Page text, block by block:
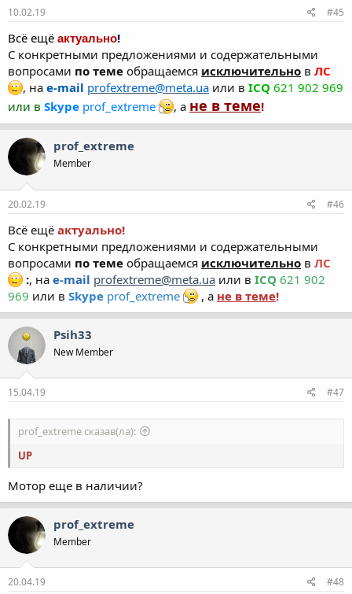
10.02.19 #45
Всё ещё актуально!
С конкретными предложениями и содержательными
вопросами по теме обращаемся исключительно в ЛС
, на e-mail profextreme@meta.ua или в ICQ 621 902 969
или в Skype prof_extreme , а не в теме!
prof_extreme
Member
20.02.19 #46
Всё ещё актуально!
С конкретными предложениями и содержательными
вопросами по теме обращаемся исключительно в ЛС
:, на e-mail profextreme@meta.ua или в ICQ 621 902
969 или в Skype prof_extreme , а не в теме!
Psih33
New Member
15.04.19 #47
prof_extreme сказав(ла):
UP
Мотор еще в наличии?
prof_extreme
Member
20.04.19 #48